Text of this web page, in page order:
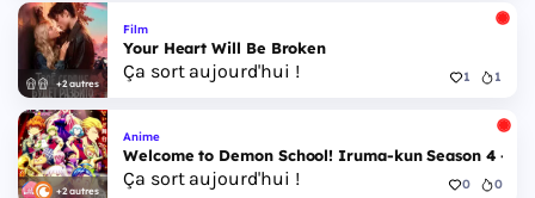
+2 autres
Film
Your Heart Will Be Broken
Ça sort aujourd'hui ! 1 1
+2 autres
Anime
Welcome to Demon School! Iruma-kun Season 4 -
Ça sort aujourd'hui ! 0 0